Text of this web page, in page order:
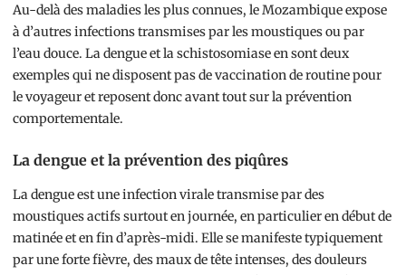
Au-delà des maladies les plus connues, le Mozambique expose
à d’autres infections transmises par les moustiques ou par
l’eau douce. La dengue et la schistosomiase en sont deux
exemples qui ne disposent pas de vaccination de routine pour
le voyageur et reposent donc avant tout sur la prévention
comportementale.
La dengue et la prévention des piqûres
La dengue est une infection virale transmise par des
moustiques actifs surtout en journée, en particulier en début de
matinée et en fin d’après-midi. Elle se manifeste typiquement
par une forte fièvre, des maux de tête intenses, des douleurs